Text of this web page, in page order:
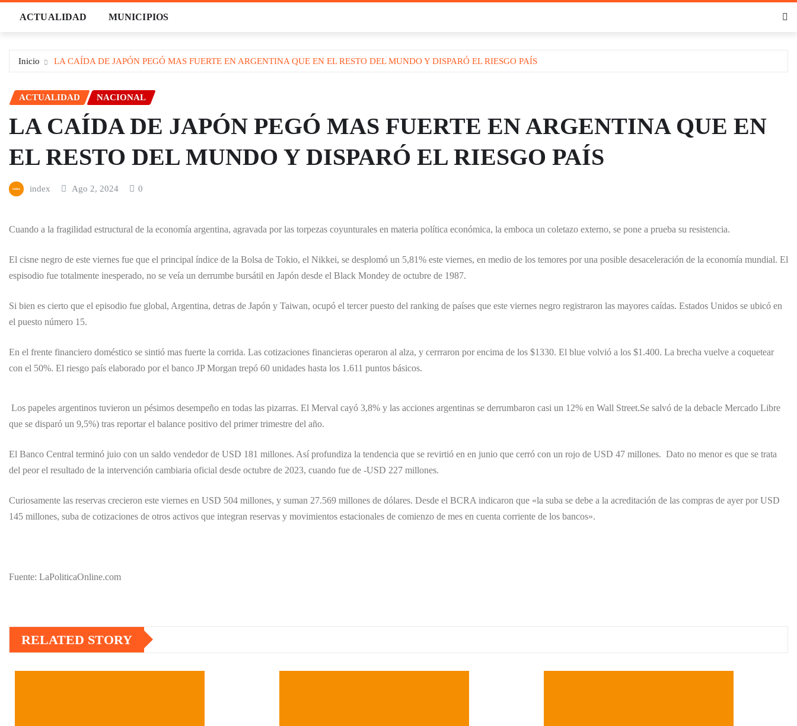
ACTUALIDAD MUNICIPIOS
Inicio LA CAÍDA DE JAPÓN PEGÓ MAS FUERTE EN ARGENTINA QUE EN EL RESTO DEL MUNDO Y DISPARÓ EL RIESGO PAÍS
ACTUALIDAD NACIONAL
LA CAÍDA DE JAPÓN PEGÓ MAS FUERTE EN ARGENTINA QUE EN
EL RESTO DEL MUNDO Y DISPARÓ EL RIESGO PAÍS
index Ago 2, 2024 0
Cuando a la fragilidad estructural de la economía argentina, agravada por las torpezas coyunturales en materia política económica, la emboca un coletazo externo, se pone a prueba su resistencia.
El cisne negro de este viernes fue que el principal índice de la Bolsa de Tokio, el Nikkei, se desplomó un 5,81% este viernes, en medio de los temores por una posible desaceleración de la economía mundial. El
espisodio fue totalmente inesperado, no se veía un derrumbe bursátil en Japón desde el Black Mondey de octubre de 1987.
Si bien es cierto que el episodio fue global, Argentina, detras de Japón y Taiwan, ocupó el tercer puesto del ranking de países que este viernes negro registraron las mayores caídas. Estados Unidos se ubicó en
el puesto número 15.
En el frente financiero doméstico se sintió mas fuerte la corrida. Las cotizaciones financieras operaron al alza, y cerrraron por encima de los $1330. El blue volvió a los $1.400. La brecha vuelve a coquetear
con el 50%. El riesgo país elaborado por el banco JP Morgan trepó 60 unidades hasta los 1.611 puntos básicos.
Los papeles argentinos tuvieron un pésimos desempeño en todas las pizarras. El Merval cayó 3,8% y las acciones argentinas se derrumbaron casi un 12% en Wall Street.Se salvó de la debacle Mercado Libre
que se disparó un 9,5%) tras reportar el balance positivo del primer trimestre del año.
El Banco Central terminó juio con un saldo vendedor de USD 181 millones. Así profundiza la tendencia que se revirtió en en junio que cerró con un rojo de USD 47 millones. Dato no menor es que se trata
del peor el resultado de la intervención cambiaria oficial desde octubre de 2023, cuando fue de -USD 227 millones.
Curiosamente las reservas crecieron este viernes en USD 504 millones, y suman 27.569 millones de dólares. Desde el BCRA indicaron que «la suba se debe a la acreditación de las compras de ayer por USD
145 millones, suba de cotizaciones de otros activos que integran reservas y movimientos estacionales de comienzo de mes en cuenta corriente de los bancos».
Fuente: LaPoliticaOnline.com
RELATED STORY